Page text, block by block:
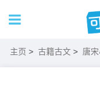
主页 > 古籍古文 > 唐